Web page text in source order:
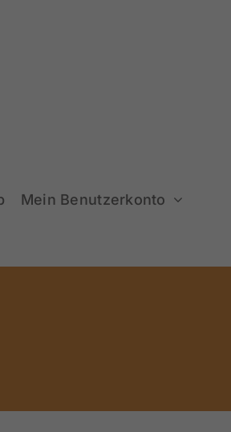
Mein Benutzerkonto